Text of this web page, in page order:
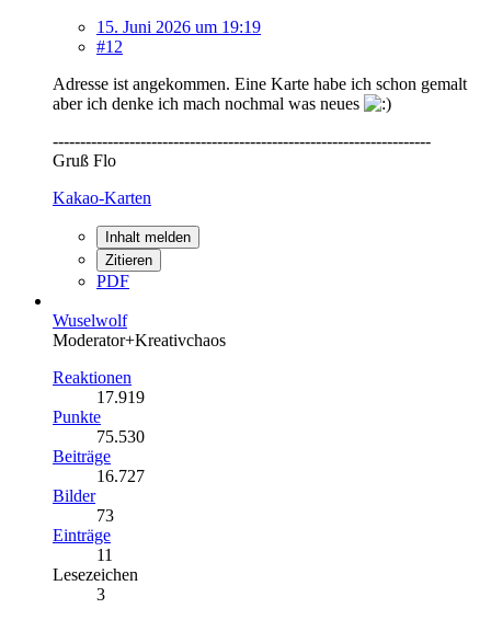
15. Juni 2026 um 19:19
#12
Adresse ist angekommen. Eine Karte habe ich schon gemalt
aber ich denke ich mach nochmal was neues
---------------------------------------------------------------------
Gruß Flo
Kakao-Karten
Inhalt melden
Zitieren
PDF
Wuselwolf
Moderator+Kreativchaos
Reaktionen
17.919
Punkte
75.530
Beiträge
16.727
Bilder
73
Einträge
11
Lesezeichen
3